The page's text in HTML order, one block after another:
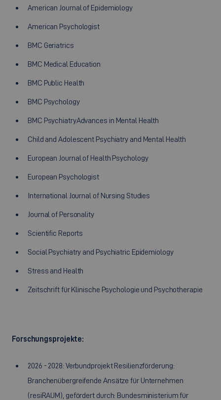
American Journal of Epidemiology
American Psychologist
BMC Geriatrics
BMC Medical Education
BMC Public Health
BMC Psychology
BMC PsychiatryAdvances in Mental Health
Child and Adolescent Psychiatry and Mental Health
European Journal of Health Psychology
European Psychologist
International Journal of Nursing Studies
Journal of Personality
Scientific Reports
Social Psychiatry and Psychiatric Epidemiology
Stress and Health
Zeitschrift für Klinische Psychologie und Psychotherapie
Forschungsprojekte:
2026 - 2028: Verbundprojekt Resilienzförderung:
Branchenübergreifende Ansätze für Unternehmen
(resiRAUM), gefördert durch: Bundesministerium für